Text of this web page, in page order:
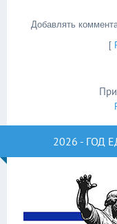
Добавлять
[
2026 - ГОД